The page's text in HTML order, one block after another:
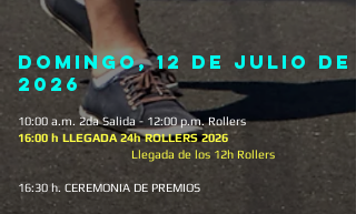
DOMINGO, 12 de julio de
2026
10:00 a.m. 2da Salida - 12:00 p.m. Rollers
16:00 h LLEGADA 24h ROLLERS 2026
Llegada de los 12h Rollers
16:30 h. CEREMONIA DE PREMIOS